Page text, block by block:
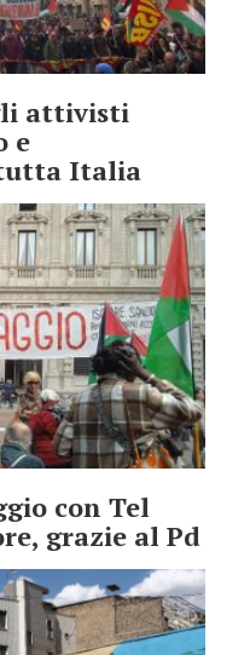
attivisti
e
Italia
con Tel
grazie al Pd